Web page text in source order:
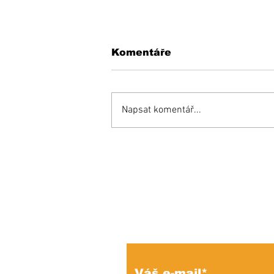
Komentáře
Napsat komentář...